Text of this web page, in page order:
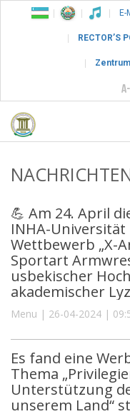
E-
RECTOR’S
💪 Am 24. April
INHA-
Wettbewerb „X-
Sportart
usbekischer
akademischer
Menu | 26-04-2024 |
Es fand eine
Thema
Unterstützung
unserem Land“